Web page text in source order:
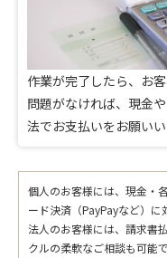
作業が完了したら、お
問題がなければ、現金
法でお支払いをお願いい
個人のお客様には、現金・
ード決済（PayPayなど）に
法人のお客様には、請求書
クルの柔軟なご相談も可能で